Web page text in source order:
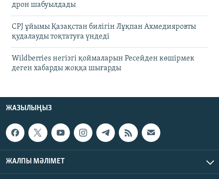
дрон шабуылдады
CPJ ұйымы Қазақстан билігін Лұқпан Ахмедияровты
қудалауды тоқтатуға үндеді
Wildberries негізгі қоймаларын Ресейден көшірмек
деген хабарды жоққа шығарды
ЖАЗЫЛЫҢЫЗ
ЖАЛПЫ МӘЛІМЕТ